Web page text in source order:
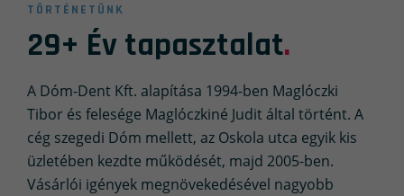
TÖRTÉNETÜNK
29+ Év tapasztalat.
A Dóm-Dent Kft. alapítása 1994-ben Maglóczki
Tibor és felesége Maglóczkiné Judit által történt. A
cég szegedi Dóm mellett, az Oskola utca egyik kis
üzletében kezdte működését, majd 2005-ben.
Vásárlói igények megnövekedésével nagyobb